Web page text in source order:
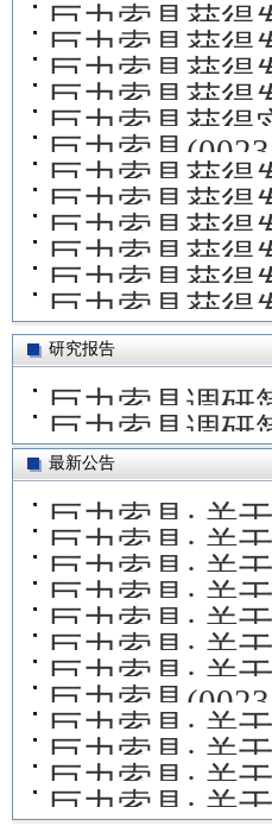
巨力索具获得
巨力索具获得
巨力索具获得
法”
巨力索具获得
巨力索具获得
巨力索具
巨力索具获得
巨力索具获得
换吊具及其使
巨力索具获得
具”
巨力索具获得
使用方法”
巨力索具获得
置”
巨力索具获得
位装置”
研究报告
巨力索具调研
巨力索具调研
最新公告
巨力索具: 关
巨力索具: 关
巨力索具: 关
巨力索具: 关
巨力索具: 关
巨力索具: 关
巨力索具: 关
巨力索具
一供应商
巨力索具: 关
巨力索具: 关
巨力索具: 关
巨力索具: 关